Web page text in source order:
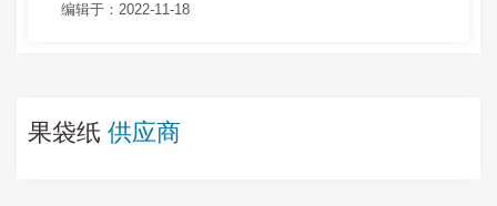
编辑于：2022-11-18
果袋纸 供应商